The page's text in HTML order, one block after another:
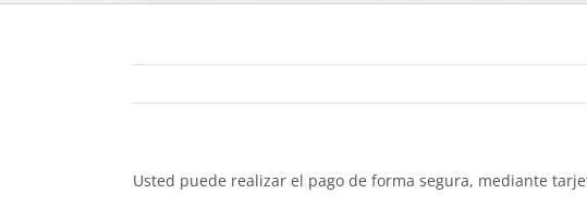
Usted puede realizar el pago de forma segura, mediante